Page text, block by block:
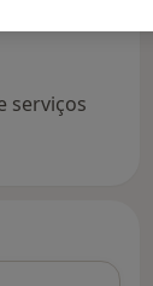
serviços